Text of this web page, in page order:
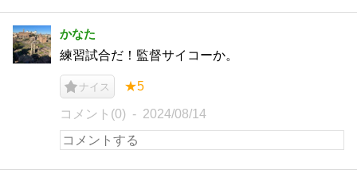
かなた
練習試合だ！監督サイコーか。
ナイス ★5
コメント(0) 2024/08/14